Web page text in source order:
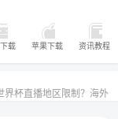
载 苹果下载 资讯教程
界杯直播地区限制？海外